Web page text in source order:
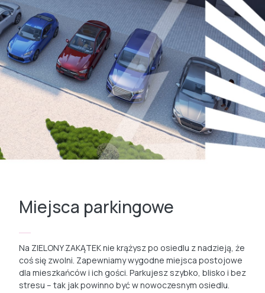
Miejsca parkingowe
Na ZIELONY ZAKĄTEK nie krążysz po osiedlu z nadzieją, że
coś się zwolni. Zapewniamy wygodne miejsca postojowe
dla mieszkańców i ich gości. Parkujesz szybko, blisko i bez
stresu – tak jak powinno być w nowoczesnym osiedlu.